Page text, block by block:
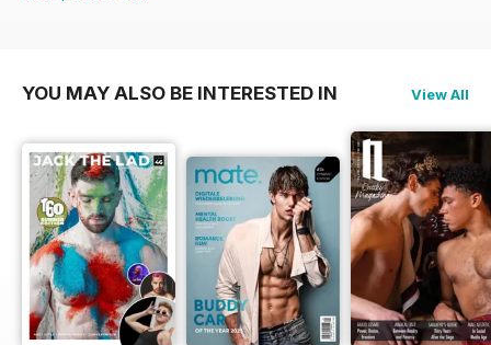
YOU MAY ALSO BE INTERESTED IN View All